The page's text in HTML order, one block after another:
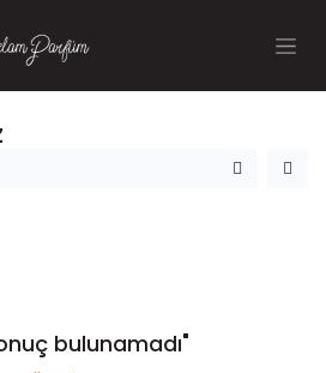
bulunamadı"